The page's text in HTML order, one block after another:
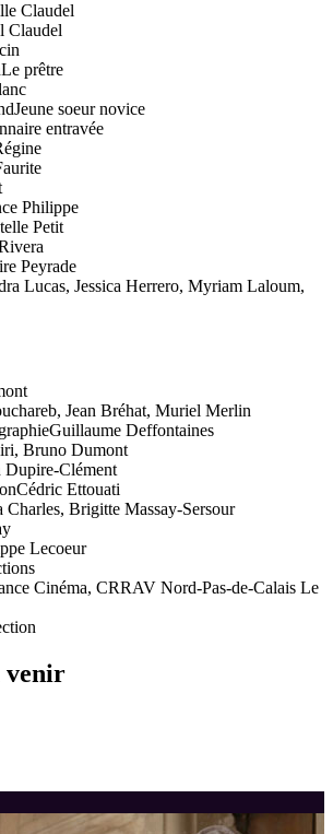
Claudel
Claudel
Le prêtre
Jeune soeur novice
entravée
Philippe
Petit
Peyrade
Lucas, Jessica Herrero, Myriam Laloum,
Jean Bréhat, Muriel Merlin
Guillaume Deffontaines
Bruno Dumont
Dupire-Clément
Cédric Ettouati
Charles, Brigitte Massay-Sersour
Lecoeur
Cinéma, CRRAV Nord-Pas-de-Calais Le
venir